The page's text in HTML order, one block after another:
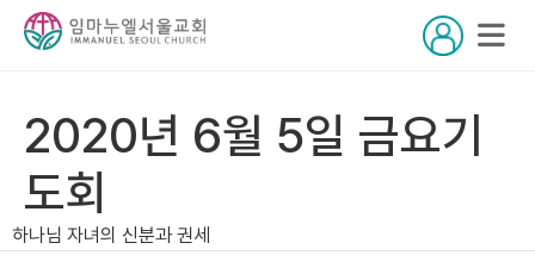
2020년 6월 5일 금요기
도회
하나님 자녀의 신분과 권세